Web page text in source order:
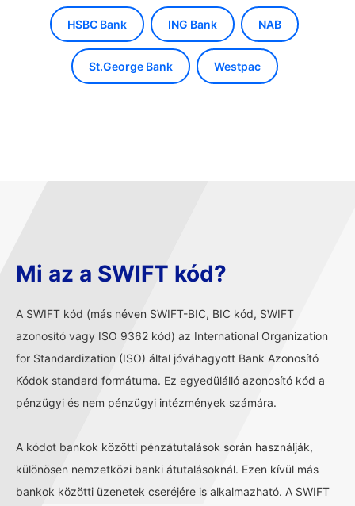
HSBC Bank ING Bank NAB
St.George Bank Westpac
Mi az a SWIFT kód?
A SWIFT kód (más néven SWIFT-BIC, BIC kód, SWIFT
azonosító vagy ISO 9362 kód) az International Organization
for Standardization (ISO) által jóváhagyott Bank Azonosító
Kódok standard formátuma. Ez egyedülálló azonosító kód a
pénzügyi és nem pénzügyi intézmények számára.
A kódot bankok közötti pénzátutalások során használják,
különösen nemzetközi banki átutalásoknál. Ezen kívül más
bankok közötti üzenetek cseréjére is alkalmazható. A SWIFT